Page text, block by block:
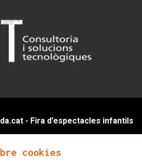
- Fira d’espectacles infantils
d'Igualada
cookies